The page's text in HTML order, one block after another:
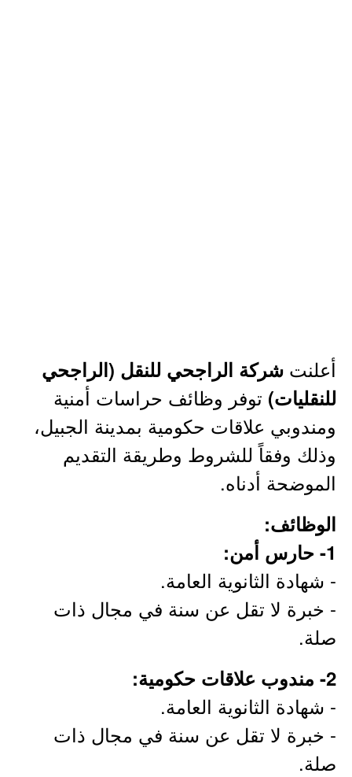
أعلنت شركة الراجحي للنقل (الراجحي
للنقليات) توفر وظائف حراسات أمنية
ومندوبي علاقات حكومية بمدينة الجبيل،
وذلك وفقاً للشروط وطريقة التقديم
الموضحة أدناه.
الوظائف:
1- حارس أمن:
- شهادة الثانوية العامة.
- خبرة لا تقل عن سنة في مجال ذات
صلة.
2- مندوب علاقات حكومية:
- شهادة الثانوية العامة.
- خبرة لا تقل عن سنة في مجال ذات
صلة.